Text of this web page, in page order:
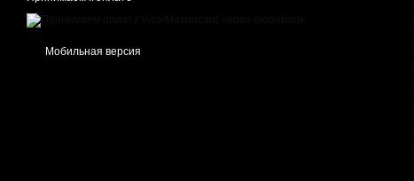
Мобильная версия